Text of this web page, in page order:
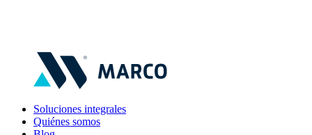
Soluciones integrales
Quiénes somos